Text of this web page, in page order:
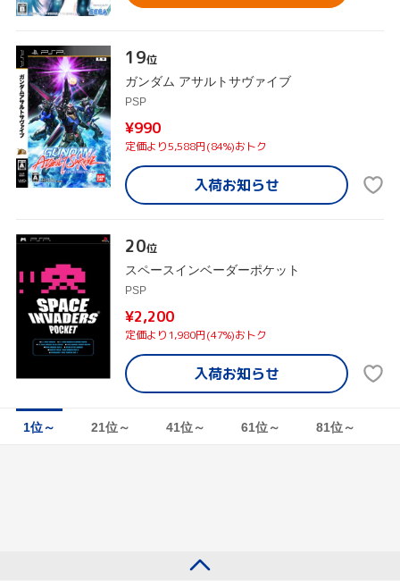
19位
ガンダム アサルトサヴァイブ
PSP
¥990
定価より5,588円(84%)おトク
入荷お知らせ
20位
スペースインベーダーポケット
PSP
¥2,200
定価より1,980円(47%)おトク
入荷お知らせ
1位～ 21位～ 41位～ 61位～ 81位～